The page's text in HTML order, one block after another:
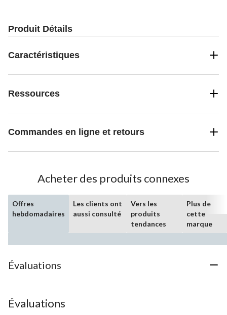
Produit Détails
Caractéristiques
Ressources
Commandes en ligne et retours
Acheter des produits connexes
Offres
hebdomadaires
Les clients ont
aussi consulté
Vers les
produits
tendances
Plus de
cette
marque
Évaluations
Évaluations